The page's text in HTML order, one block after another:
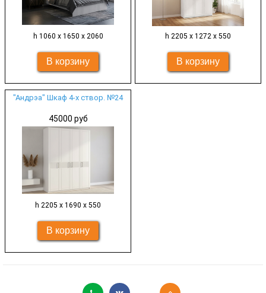
h 1060 х 1650 х 2060 h 2205 х 1272 х 550
"Андрэа" Шкаф 4-х створ. №24
45000 руб
h 2205 х 1690 х 550